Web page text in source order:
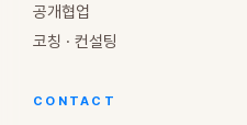
공개협업
코칭 · 컨설팅
CONTACT